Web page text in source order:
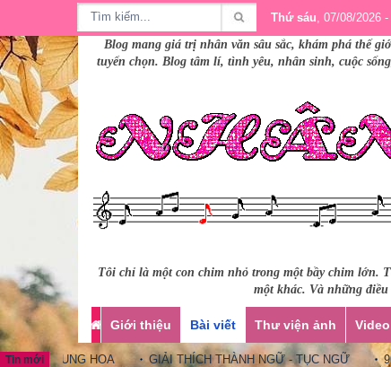
Thứ sáu, 07/08/2026
Blog mang giá trị nhân văn sâu sắc, khám phá thế
tuyển chọn. Blog tâm lí, tình yêu, nhân sinh, cuộc
Tôi chỉ là một con chim nhỏ trong một bầy chim lớn.
một khác. Và những
Giới thiệu Bài viết Thư viện ảnh
Tin mới
TRUNG HOA GIẢI THÍCH THÀNH NGỮ - TỤC NGỮ 90